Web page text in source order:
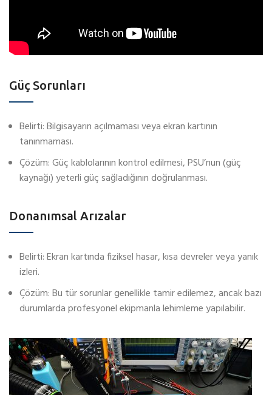
Güç Sorunları
Belirti: Bilgisayarın açılmaması veya ekran kartının
tanınmaması.
Çözüm: Güç kablolarının kontrol edilmesi, PSU’nun (güç
kaynağı) yeterli güç sağladığının doğrulanması.
Donanımsal Arızalar
Belirti: Ekran kartında fiziksel hasar, kısa devreler veya yanık
izleri.
Çözüm: Bu tür sorunlar genellikle tamir edilemez, ancak bazı
durumlarda profesyonel ekipmanla lehimleme yapılabilir.